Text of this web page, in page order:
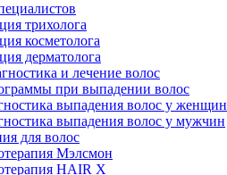
трихолога
косметолога
дерматолога
и лечение волос
при выпадении волос
выпадения волос у женщин
выпадения волос у мужчин
для волос
Мэлсмон
HAIR X